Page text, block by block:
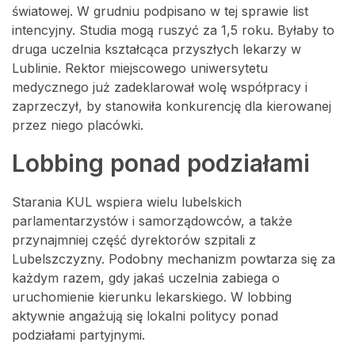
światowej. W grudniu podpisano w tej sprawie list
intencyjny. Studia mogą ruszyć za 1,5 roku. Byłaby to
druga uczelnia kształcąca przyszłych lekarzy w
Lublinie. Rektor miejscowego uniwersytetu
medycznego już zadeklarował wolę współpracy i
zaprzeczył, by stanowiła konkurencję dla kierowanej
przez niego placówki.
Lobbing ponad podziałami
Starania KUL wspiera wielu lubelskich
parlamentarzystów i samorządowców, a także
przynajmniej część dyrektorów szpitali z
Lubelszczyzny. Podobny mechanizm powtarza się za
każdym razem, gdy jakaś uczelnia zabiega o
uruchomienie kierunku lekarskiego. W lobbing
aktywnie angażują się lokalni politycy ponad
podziałami partyjnymi.